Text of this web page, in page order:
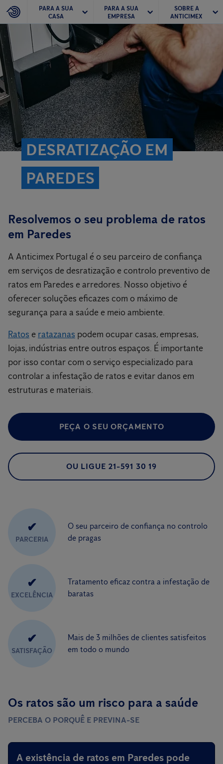
PARA A SUA
CASA
PARA A SUA
EMPRESA
SOBRE A
ANTICIMEX
DESRATIZAÇÃO EM
PAREDES
Resolvemos o seu problema de ratos
em Paredes
A Anticimex Portugal é o seu parceiro de confiança
em serviços de desratização e controlo preventivo de
ratos em Paredes e arredores. Nosso objetivo é
oferecer soluções eficazes com o máximo de
segurança para a saúde e meio ambiente.
Ratos e ratazanas podem ocupar casas, empresas,
lojas, indústrias entre outros espaços. É importante
por isso contar com o serviço especializado para
controlar a infestação de ratos e evitar danos em
estruturas e materiais.
PEÇA O SEU ORÇAMENTO
OU LIGUE 21-591 30 19
✔
PARCERIA
O seu parceiro de confiança no controlo
de pragas
✔
EXCELÊNCIA
Tratamento eficaz contra a infestação de
baratas
✔
SATISFAÇÃO
Mais de 3 milhões de clientes satisfeitos
em todo o mundo
Os ratos são um risco para a saúde
PERCEBA O PORQUÊ E PREVINA-SE
A existência de ratos em Paredes pode